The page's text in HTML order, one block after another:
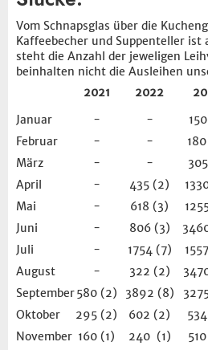
Vom Schnapsglas über die
Kaffeebecher und Suppenteller ist
steht die Anzahl der jeweligen
beinhalten nicht die Ausleihen
2021
2022
Januar
- -
Februar
- -
März
- -
April
- 435 (2)
Mai
- 618 (3)
Juni
- 806 (3)
Juli
- 1754 (7)
August
- 322 (2)
September580 (2) 3892 (8)
Oktober
295 (2) 602 (2)
November 160 (1) 240 (1)